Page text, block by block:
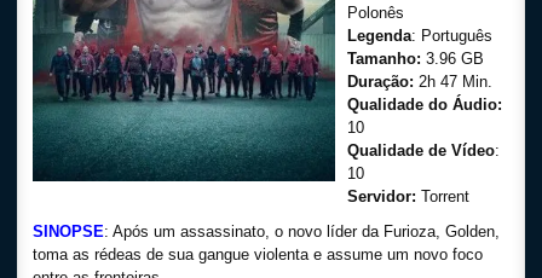
Polonês
Legenda: Português
Tamanho: 3.96 GB
Duração: 2h 47 Min.
Qualidade do Áudio:
10
Qualidade de Vídeo:
10
Servidor: Torrent
SINOPSE: Após um assassinato, o novo líder da Furioza, Golden,
toma as rédeas de sua gangue violenta e assume um novo foco